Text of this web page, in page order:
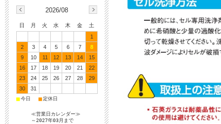
2026/08
日 月 火 水 木 金
土
1
2
3 4 5 6 7
8
9
10 11 12 13 14
15
16
17 18 19 20 21
22
23
24 25 26 27 28
29
30
31
■今日 ■定休日
≪営業日カレンダー≫
～2027年03月まで